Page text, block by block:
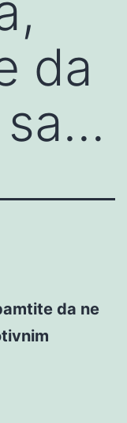
da
sa…
da ne